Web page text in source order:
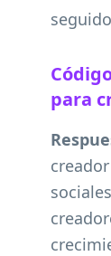
para